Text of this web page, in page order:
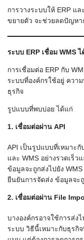
การวางระบบให้ ERP แ
ขยายตัว จะช่วยลดปัญห
ระบบ ERP เชื่อม WMS ไ
การเชื่อมต่อ ERP กับ
ระบบที่องค์กรใช้อยู่ ควา
ธุรกิจ
รูปแบบที่พบบ่อย ได้แก่
1. เชื่อมต่อผ่าน API
API เป็นรูปแบบที่เหมาะ
และ WMS อย่างรวดเร็ว
ข้อมูลจะถูกส่งไปยัง
ยืนยันการจัดส่ง ข้อมูลจะ
2. เชื่อมต่อผ่าน File
บางองค์กรอาจใช้การส่ง
ระบบ วิธีนี้เหมาะกับธุรกิ